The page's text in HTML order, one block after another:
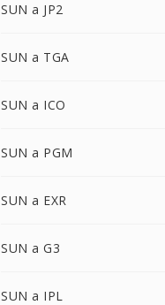
SUN a JP2
SUN a TGA
SUN a ICO
SUN a PGM
SUN a EXR
SUN a G3
SUN a IPL